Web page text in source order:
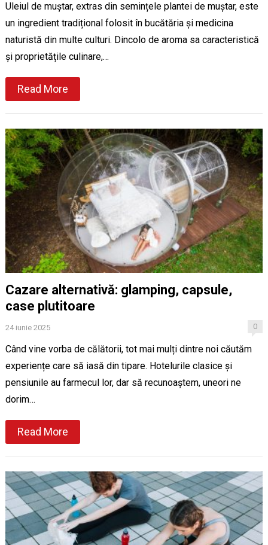
Uleiul de muștar, extras din semințele plantei de muștar, este
un ingredient tradițional folosit în bucătăria și medicina
naturistă din multe culturi. Dincolo de aroma sa caracteristică
și proprietățile culinare,…
Read More
Cazare alternativă: glamping, capsule,
case plutitoare
24 iunie 2025 0
Când vine vorba de călătorii, tot mai mulți dintre noi căutăm
experiențe care să iasă din tipare. Hotelurile clasice și
pensiunile au farmecul lor, dar să recunoaștem, uneori ne
dorim…
Read More